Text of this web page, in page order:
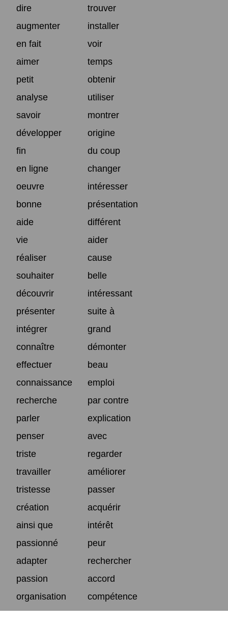
dire
trouver
augmenter
installer
en fait
voir
aimer
temps
petit
obtenir
analyse
utiliser
savoir
montrer
développer
origine
fin
du coup
en ligne
changer
oeuvre
intéresser
bonne
présentation
aide
différent
vie
aider
réaliser
cause
souhaiter
belle
découvrir
intéressant
présenter
suite à
intégrer
grand
connaître
démonter
effectuer
beau
connaissance
emploi
recherche
par contre
parler
explication
penser
avec
triste
regarder
travailler
améliorer
tristesse
passer
création
acquérir
ainsi que
intérêt
passionné
peur
adapter
rechercher
passion
accord
organisation
compétence